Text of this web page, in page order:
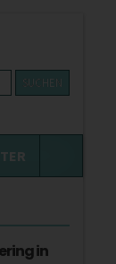
in